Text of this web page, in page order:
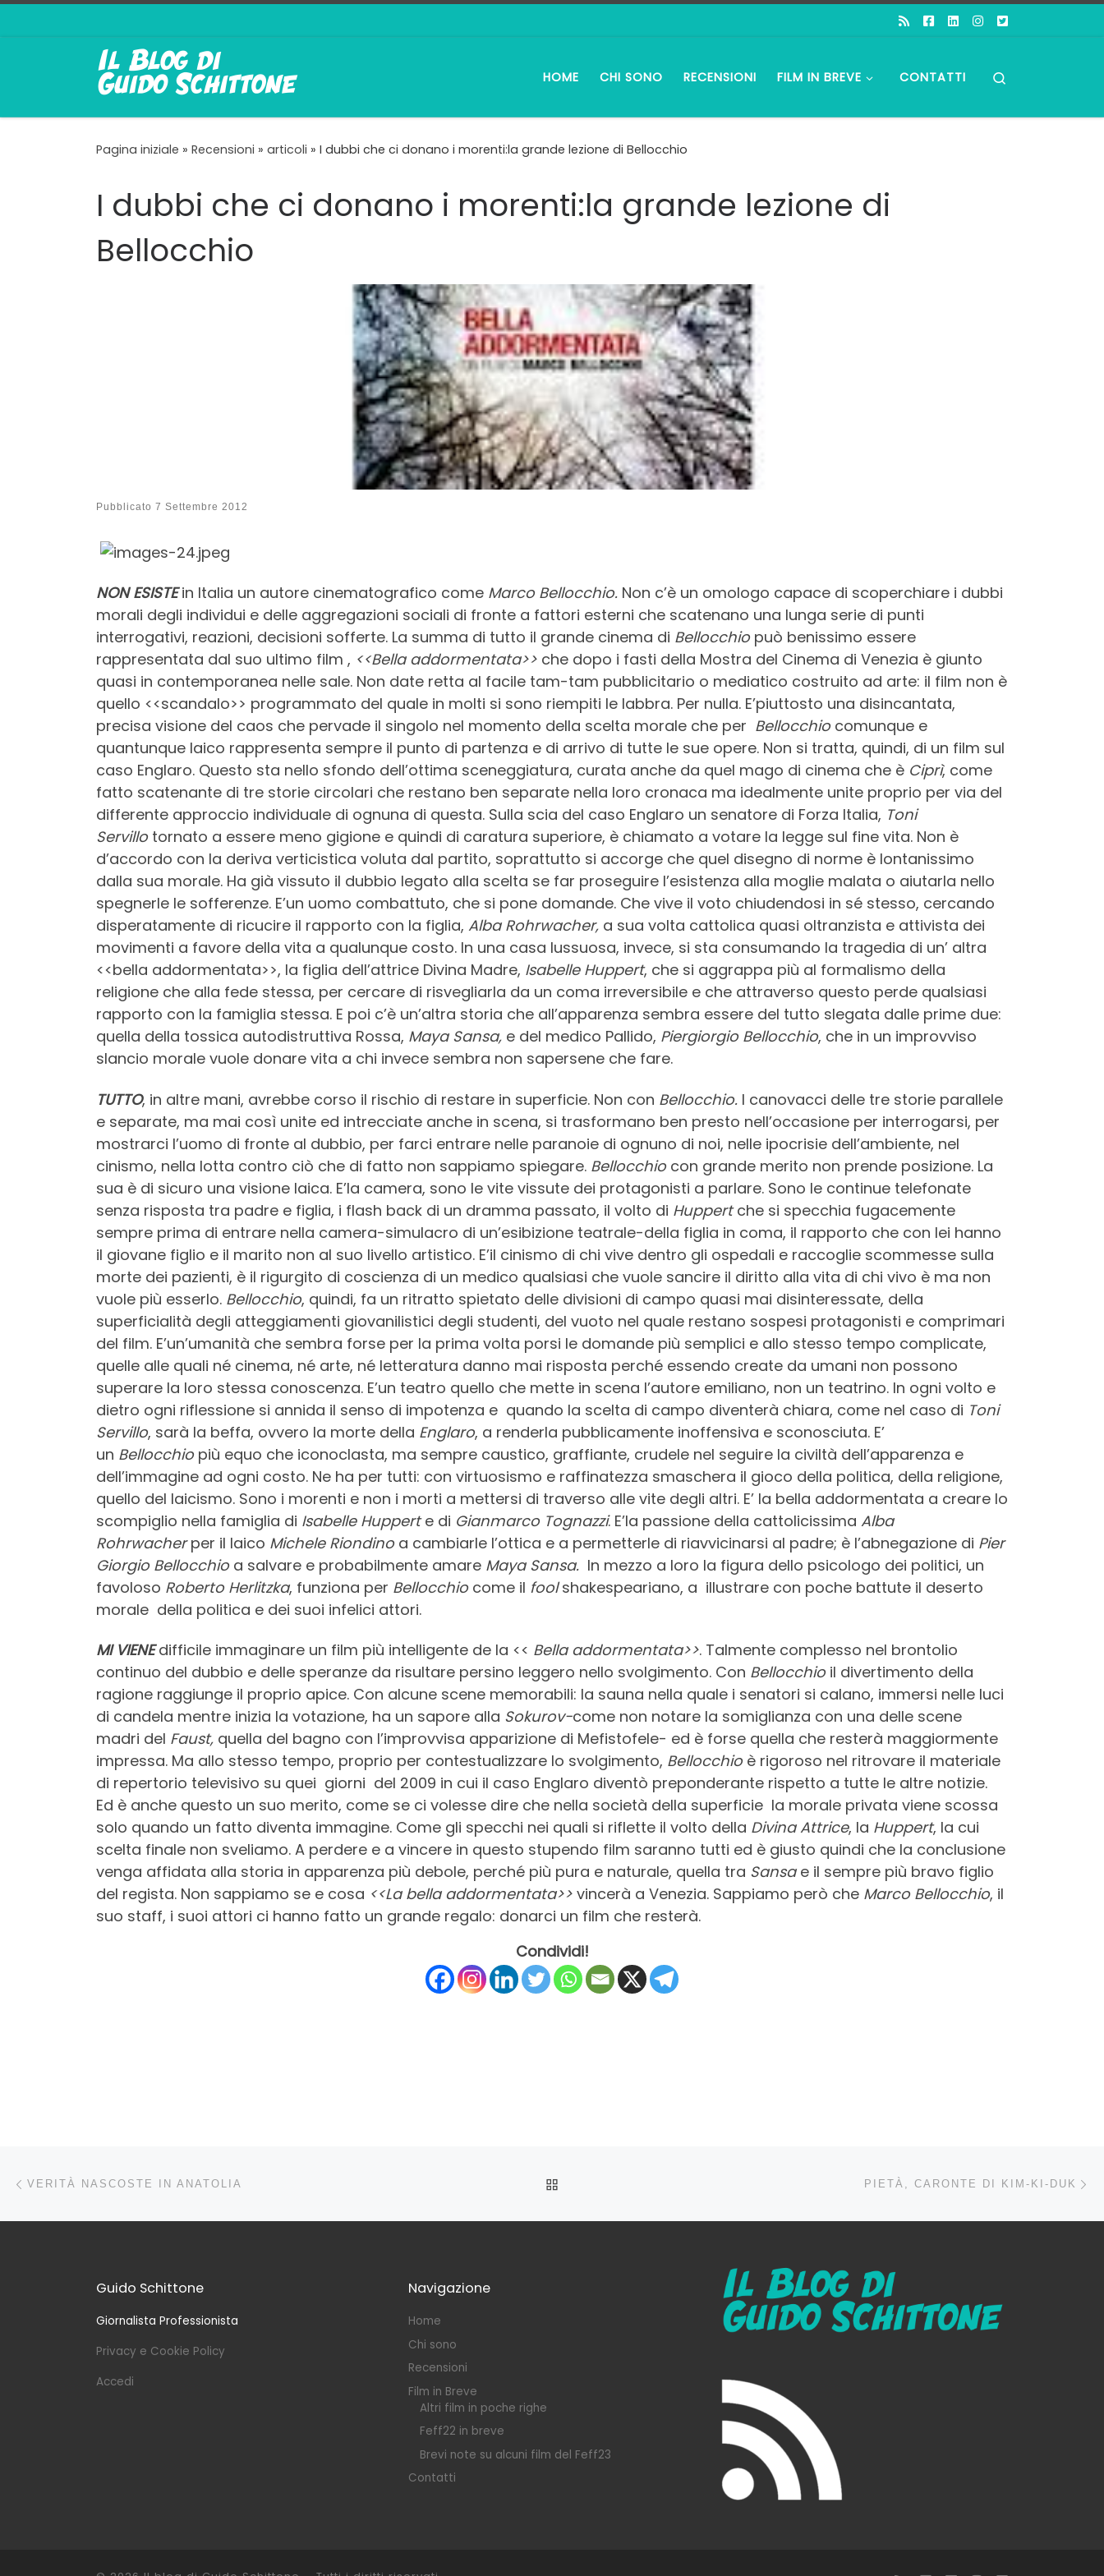
HOME CHI SONO RECENSIONI FILM IN BREVE CONTATTI
Pagina iniziale » Recensioni » articoli » I dubbi che ci donano i morenti:la grande lezione di Bellocchio
I dubbi che ci donano i morenti:la grande lezione di
Bellocchio
Pubblicato 7 Settembre 2012
NON ESISTEin Italia un autore cinematografico come Marco Bellocchio. Non c’è un omologo capace di scoperchiare i dubbi
morali degli individui e delle aggregazioni sociali di fronte a fattori esterni che scatenano una lunga serie di punti
interrogativi, reazioni, decisioni sofferte. La summa di tutto il grande cinema di Bellocchio può benissimo essere
rappresentata dal suo ultimo film , <<Bella addormentata>> che dopo i fasti della Mostra del Cinema di Venezia è giunto
quasi in contemporanea nelle sale. Non date retta al facile tam-tam pubblicitario o mediatico costruito ad arte: il film non è
quello <<scandalo>> programmato del quale in molti si sono riempiti le labbra. Per nulla. E’piuttosto una disincantata,
precisa visione del caos che pervade il singolo nel momento della scelta morale che per Bellocchiocomunque e
quantunque laico rappresenta sempre il punto di partenza e di arrivo di tutte le sue opere. Non si tratta, quindi, di un film sul
caso Englaro. Questo sta nello sfondo dell’ottima sceneggiatura, curata anche da quel mago di cinema che è Ciprì, come
fatto scatenante di tre storie circolari che restano ben separate nella loro cronaca ma idealmente unite proprio per via del
differente approccio individuale di ognuna di questa. Sulla scia del caso Englaro un senatore di Forza Italia, Toni
Servillotornato a essere meno gigione e quindi di caratura superiore, è chiamato a votare la legge sul fine vita. Non è
d’accordo con la deriva verticistica voluta dal partito, soprattutto si accorge che quel disegno di norme è lontanissimo
dalla sua morale. Ha già vissuto il dubbio legato alla scelta se far proseguire l’esistenza alla moglie malata o aiutarla nello
spegnerle le sofferenze. E’un uomo combattuto, che si pone domande. Che vive il voto chiudendosi in sé stesso, cercando
disperatamente di ricucire il rapporto con la figlia, Alba Rohrwacher, a sua volta cattolica quasi oltranzista e attivista dei
movimenti a favore della vita a qualunque costo. In una casa lussuosa, invece, si sta consumando la tragedia di un’ altra
<<bella addormentata>>, la figlia dell’attrice Divina Madre, Isabelle Huppert, che si aggrappa più al formalismo della
religione che alla fede stessa, per cercare di risvegliarla da un coma irreversibile e che attraverso questo perde qualsiasi
rapporto con la famiglia stessa. E poi c’è un’altra storia che all’apparenza sembra essere del tutto slegata dalle prime due:
quella della tossica autodistruttiva Rossa, Maya Sansa, e del medico Pallido, Piergiorgio Bellocchio, che in un improvviso
slancio morale vuole donare vita a chi invece sembra non sapersene che fare.
TUTTO, in altre mani, avrebbe corso il rischio di restare in superficie. Non con Bellocchio. I canovacci delle tre storie parallele
e separate, ma mai così unite ed intrecciate anche in scena, si trasformano ben presto nell’occasione per interrogarsi, per
mostrarci l’uomo di fronte al dubbio, per farci entrare nelle paranoie di ognuno di noi, nelle ipocrisie dell’ambiente, nel
cinismo, nella lotta contro ciò che di fatto non sappiamo spiegare. Bellocchiocon grande merito non prende posizione. La
sua è di sicuro una visione laica. E’la camera, sono le vite vissute dei protagonisti a parlare. Sono le continue telefonate
senza risposta tra padre e figlia, i flash back di un dramma passato, il volto di Huppertche si specchia fugacemente
sempre prima di entrare nella camera-simulacro di un’esibizione teatrale-della figlia in coma, il rapporto che con lei hanno
il giovane figlio e il marito non al suo livello artistico. E’il cinismo di chi vive dentro gli ospedali e raccoglie scommesse sulla
morte dei pazienti, è il rigurgito di coscienza di un medico qualsiasi che vuole sancire il diritto alla vita di chi vivo è ma non
vuole più esserlo. Bellocchio, quindi, fa un ritratto spietato delle divisioni di campo quasi mai disinteressate, della
superficialità degli atteggiamenti giovanilistici degli studenti, del vuoto nel quale restano sospesi protagonisti e comprimari
del film. E’un’umanità che sembra forse per la prima volta porsi le domande più semplici e allo stesso tempo complicate,
quelle alle quali né cinema, né arte, né letteratura danno mai risposta perché essendo create da umani non possono
superare la loro stessa conoscenza. E’un teatro quello che mette in scena l’autore emiliano, non un teatrino. In ogni volto e
dietro ogni riflessione si annida il senso di impotenza e quando la scelta di campo diventerà chiara, come nel caso di Toni
Servillo, sarà la beffa, ovvero la morte della Englaro, a renderla pubblicamente inoffensiva e sconosciuta. E’
un Bellocchiopiù equo che iconoclasta, ma sempre caustico, graffiante, crudele nel seguire la civiltà dell’apparenza e
dell’immagine ad ogni costo. Ne ha per tutti: con virtuosismo e raffinatezza smaschera il gioco della politica, della religione,
quello del laicismo. Sono i morenti e non i morti a mettersi di traverso alle vite degli altri. E’ la bella addormentata a creare lo
scompiglio nella famiglia di Isabelle Hupperte di Gianmarco Tognazzi. E’la passione della cattolicissima Alba
Rohrwacherper il laico Michele Riondinoa cambiarle l’ottica e a permetterle di riavvicinarsi al padre; è l’abnegazione di Pier
Giorgio Bellocchioa salvare e probabilmente amare Maya Sansa. In mezzo a loro la figura dello psicologo dei politici, un
favoloso Roberto Herlitzka, funziona per Bellocchiocome il foolshakespeariano, a illustrare con poche battute il deserto
morale della politica e dei suoi infelici attori.
MI VIENEdifficile immaginare un film più intelligente de la << Bella addormentata>>. Talmente complesso nel brontolio
continuo del dubbio e delle speranze da risultare persino leggero nello svolgimento. Con Bellocchioil divertimento della
ragione raggiunge il proprio apice. Con alcune scene memorabili: la sauna nella quale i senatori si calano, immersi nelle luci
di candela mentre inizia la votazione, ha un sapore alla Sokurov-come non notare la somiglianza con una delle scene
madri del Faust, quella del bagno con l’improvvisa apparizione di Mefistofele- ed è forse quella che resterà maggiormente
impressa. Ma allo stesso tempo, proprio per contestualizzare lo svolgimento, Bellocchioè rigoroso nel ritrovare il materiale
di repertorio televisivo su quei giorni del 2009 in cui il caso Englaro diventò preponderante rispetto a tutte le altre notizie.
Ed è anche questo un suo merito, come se ci volesse dire che nella società della superficie la morale privata viene scossa
solo quando un fatto diventa immagine. Come gli specchi nei quali si riflette il volto della Divina Attrice, la Huppert, la cui
scelta finale non sveliamo. A perdere e a vincere in questo stupendo film saranno tutti ed è giusto quindi che la conclusione
venga affidata alla storia in apparenza più debole, perché più pura e naturale, quella tra Sansa e il sempre più bravo figlio
del regista. Non sappiamo se e cosa <<La bella addormentata>> vincerà a Venezia. Sappiamo però che Marco Bellocchio, il
suo staff, i suoi attori ci hanno fatto un grande regalo: donarci un film che resterà.
Condividi!
Navigazione articoli
VERITÀ NASCOSTE IN ANATOLIA PIETÀ, CARONTE DI KIM-KI-DUK
Guido Schittone
Giornalista Professionista
Privacy e Cookie Policy
Accedi
Navigazione
Home
Chi sono
Recensioni
Film in Breve
Altri film in poche righe
Feff22 in breve
Brevi note su alcuni film del Feff23
Contatti